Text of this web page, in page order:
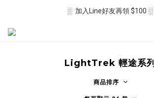
░  新會員註冊送 $50 ░
░  加入Line好友再領 $100 ░
LightTrek 輕途系列
商品排序